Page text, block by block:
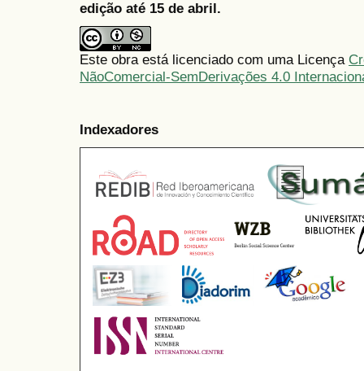
edição até 15 de abril.
Este obra está licenciado com uma Licença
NãoComercial-SemDerivações 4.0
Indexadores